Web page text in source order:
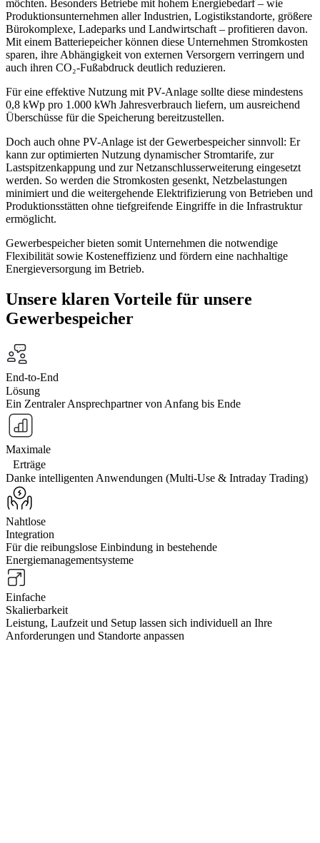
möchten. Besonders Betriebe mit hohem Energiebedarf – wie
Produktionsunternehmen aller Industrien, Logistikstandorte, größere
Bürokomplexe, Ladeparks und Landwirtschaft – profitieren davon.
Mit einem Batteriepeicher können diese Unternehmen Stromkosten
sparen, ihre Abhängigkeit von externen Versorgern verringern und
auch ihren CO₂-Fußabdruck deutlich reduzieren.
Für eine effektive Nutzung mit PV-Anlage sollte diese mindestens
0,8 kWp pro 1.000 kWh Jahresverbrauch liefern, um ausreichend
Überschüsse für die Speicherung bereitzustellen.
Doch auch ohne PV-Anlage ist der Gewerbespeicher sinnvoll: Er
kann zur optimierten Nutzung dynamischer Stromtarife, zur
Lastspitzenkappung und zur Netzanschlusserweiterung eingesetzt
werden. So werden die Stromkosten gesenkt, Netzbelastungen
minimiert und die weitergehende Elektrifizierung von Betrieben und
Produktionsstätten ohne tiefgreifende Eingriffe in die Infrastruktur
ermöglicht.
Gewerbespeicher bieten somit Unternehmen die notwendige
Flexibilität sowie Kosteneffizienz und fördern eine nachhaltige
Energieversorgung im Betrieb.
Unsere klaren Vorteile für unsere
Gewerbespeicher
End-to-End
Lösung
Ein Zentraler Ansprechpartner von Anfang bis Ende
Maximale
Erträge
Danke intelligenten Anwendungen (Multi-Use & Intraday Trading)
Nahtlose
Integration
Für die reibungslose Einbindung in bestehende
Energiemanagementsysteme
Einfache
Skalierbarkeit
Leistung, Laufzeit und Setup lassen sich individuell an Ihre
Anforderungen und Standorte anpassen